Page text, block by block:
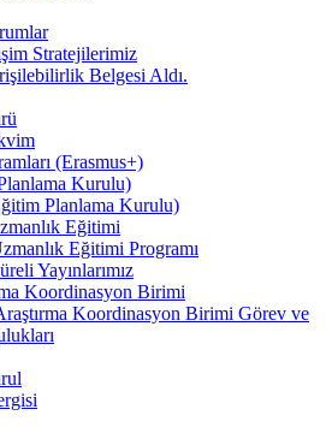
Stratejilerimiz
Belgesi Aldı.
(Erasmus+)
Kurulu)
Planlama Kurulu)
Eğitimi
Eğitimi Programı
Yayınlarımız
Koordinasyon Birimi
Koordinasyon Birimi Görev ve